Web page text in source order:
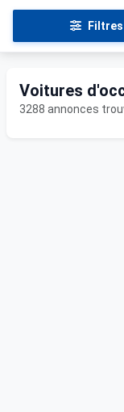
Filtres
Voitures
3288 annonces